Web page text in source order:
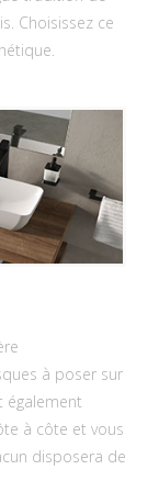
Choisissez ce
à poser sur
également
à côte et vous
disposera de